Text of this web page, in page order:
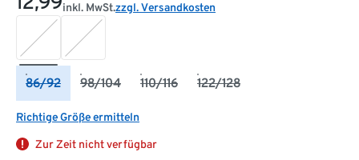
inkl. MwSt.zzgl. Versandkosten
86/92 98/104 110/116 122/128
Richtige Größe ermitteln
Zur Zeit nicht verfügbar